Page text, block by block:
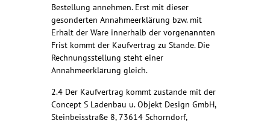
Bestellung annehmen. Erst mit dieser
gesonderten Annahmeerklärung bzw. mit
Erhalt der Ware innerhalb der vorgenannten
Frist kommt der Kaufvertrag zu Stande. Die
Rechnungsstellung steht einer
Annahmeerklärung gleich.
2.4 Der Kaufvertrag kommt zustande mit der
Concept S Ladenbau u. Objekt Design GmbH,
Steinbeisstraße 8, 73614 Schorndorf,